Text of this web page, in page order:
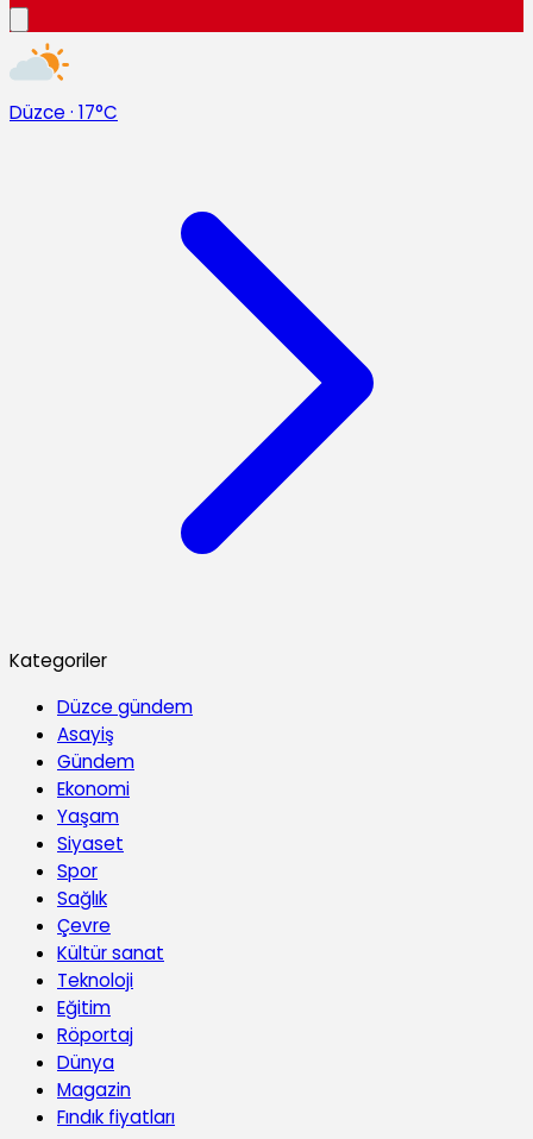
Düzce · 17°C
Kategoriler
Düzce gündem
Asayiş
Gündem
Ekonomi
Yaşam
Siyaset
Spor
Sağlık
Çevre
Kültür sanat
Teknoloji
Eğitim
Röportaj
Dünya
Magazin
Fındık fiyatları